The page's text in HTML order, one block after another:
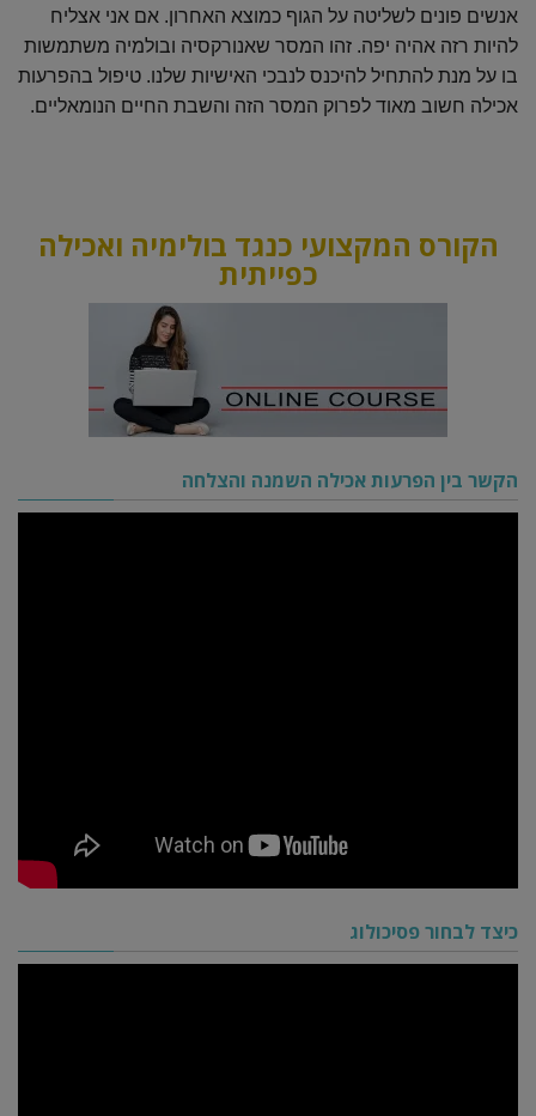
אנשים פונים לשליטה על הגוף כמוצא האחרון. אם אני אצליח
להיות רזה אהיה יפה. זהו המסר שאנורקסיה ובולמיה משתמשות
בו על מנת להתחיל להיכנס לנבכי האישיות שלנו. טיפול בהפרעות
אכילה חשוב מאוד לפרוק המסר הזה והשבת החיים הנומאליים.
הקורס המקצועי כנגד בולימיה ואכילה
כפייתית
הקשר בין הפרעות אכילה השמנה והצלחה
כיצד לבחור פסיכולוג